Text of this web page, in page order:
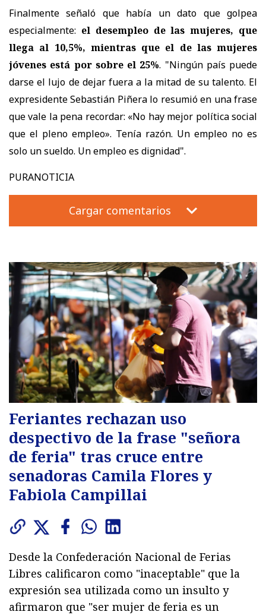
Finalmente señaló que había un dato que golpea
especialmente: el desempleo de las mujeres, que
llega al 10,5%, mientras que el de las mujeres
jóvenes está por sobre el 25%. "Ningún país puede
darse el lujo de dejar fuera a la mitad de su talento. El
expresidente Sebastián Piñera lo resumió en una frase
que vale la pena recordar: «No hay mejor política social
que el pleno empleo». Tenía razón. Un empleo no es
solo un sueldo. Un empleo es dignidad".
PURANOTICIA
Cargar comentarios
Feriantes rechazan uso
despectivo de la frase "señora
de feria" tras cruce entre
senadoras Camila Flores y
Fabiola Campillai
Desde la Confederación Nacional de Ferias
Libres calificaron como "inaceptable" que la
expresión sea utilizada como un insulto y
afirmaron que "ser mujer de feria es un